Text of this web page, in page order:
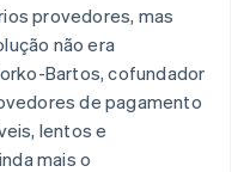
provedores, mas
não era
Bartos, cofundador
de pagamento
lentos e
mais o